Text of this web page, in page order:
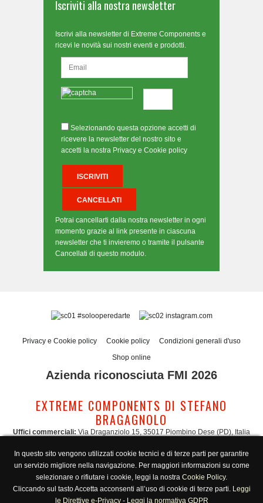
Iscriviti alla nostra newsletter
Iscrivi alla newsletter di Extreme Components e
ricevi le novità sui nostri eventi e prodotti.
Selezionando questa opzione accetti di
ricevere la newsletter del nostro sito e
accetti la nostra Privacy e Cookie policy
Potrai cancellarti dalla nostra newsletter in ogni
momento grazie al link presente in ciascuna
newsletter che ti invieremo o tramite il pulsante
Cancellati di questo modulo.
#solooperedarte instagram.com
Privacy e Cookie policy Cookie policy
Condizioni generali d'uso
Shop online
Azienda riconosciuta FMI 2026
EXTREME COMPONENTS DI STEFANO
BRAGAGNOLO
Uffici commerciali: Via Draganziolo 15, 35017 Piombino Dese (PD), Italia
Italia
Amministrazione: admin@extreme-components.com-Commerciale:
commercial@extreme-components.com
Supporto tecnico: technical@extreme-components.com -PEC: extreme-
components@pec.it
In questo sito vengono utilizzati cookie tecnici e di terze parti per garantire
un servizio migliore nella navigazione. Per maggiori informazioni su come
selezionare o rifiutare i cookie, leggi la nostra Cookie Policy.
Cliccando sul tasto Accetta acconsenti all’uso di cookie di terze parti. Leggi
le Direttive e-Privacy- Leggi la normativa GDPR